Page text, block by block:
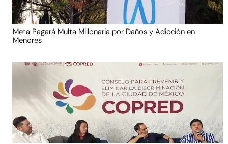
Meta Pagará Multa Millonaria por Daños y Adicción en
Menores